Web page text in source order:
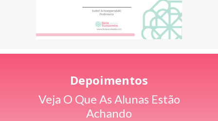
Depoimentos
Veja O Que As Alunas Estão
Achando